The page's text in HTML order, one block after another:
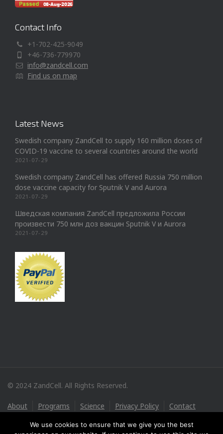
Contact Info
+1-702-425-9049
+46-736-779970
info@zandcell.com
Find us on map
Latest News
Swedish company ZandCell to supply 160 million doses of
COVID-19 vaccine to several countries around the world
2021-07-29
Swedish company ZandCell has offered Russia 750 million
dose vaccine capacity for Sputnik V and Aurora
2021-07-29
Шведская компания ZandCell предложила России
произвести 750 млн доз вакцин Sputnik V и Aurora
2021-07-29
© 2024 ZandCell. All Rights Reserved.
About Programs Science Privacy Policy Contact
We use cookies to ensure that we give you the best